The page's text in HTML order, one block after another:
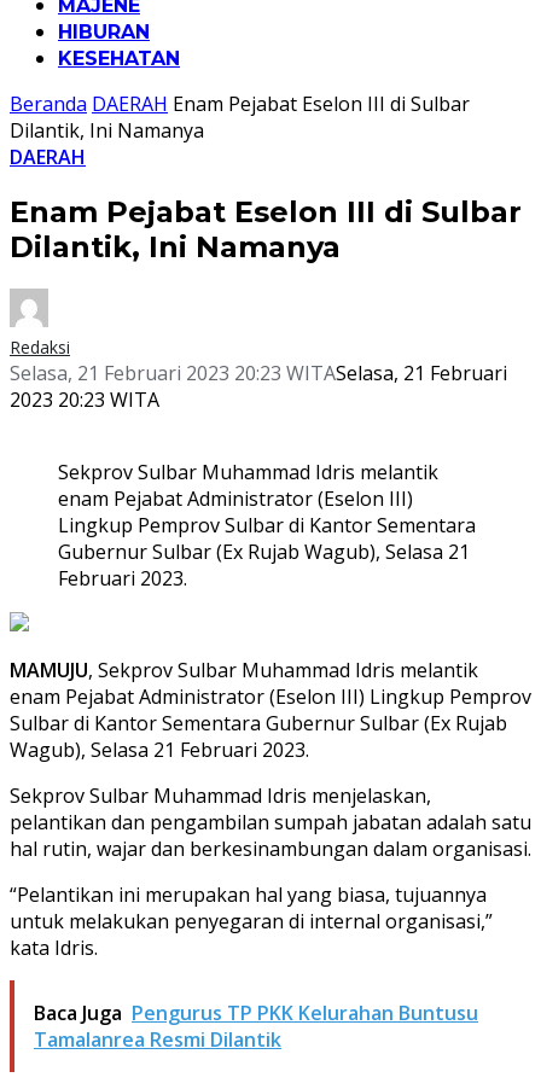
MAJENE
HIBURAN
KESEHATAN
Beranda DAERAH Enam Pejabat Eselon III di Sulbar
Dilantik, Ini Namanya
DAERAH
Enam Pejabat Eselon III di Sulbar
Dilantik, Ini Namanya
Redaksi
Selasa, 21 Februari 2023 20:23 WITASelasa, 21 Februari
2023 20:23 WITA
Sekprov Sulbar Muhammad Idris melantik
enam Pejabat Administrator (Eselon III)
Lingkup Pemprov Sulbar di Kantor Sementara
Gubernur Sulbar (Ex Rujab Wagub), Selasa 21
Februari 2023.
MAMUJU, Sekprov Sulbar Muhammad Idris melantik
enam Pejabat Administrator (Eselon III) Lingkup Pemprov
Sulbar di Kantor Sementara Gubernur Sulbar (Ex Rujab
Wagub), Selasa 21 Februari 2023.
Sekprov Sulbar Muhammad Idris menjelaskan,
pelantikan dan pengambilan sumpah jabatan adalah satu
hal rutin, wajar dan berkesinambungan dalam organisasi.
“Pelantikan ini merupakan hal yang biasa, tujuannya
untuk melakukan penyegaran di internal organisasi,”
kata Idris.
Baca Juga Pengurus TP PKK Kelurahan Buntusu
Tamalanrea Resmi Dilantik